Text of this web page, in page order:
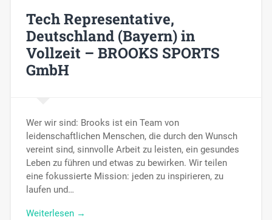
Tech Representative,
Deutschland (Bayern) in
Vollzeit – BROOKS SPORTS
GmbH
Wer wir sind: Brooks ist ein Team von
leidenschaftlichen Menschen, die durch den Wunsch
vereint sind, sinnvolle Arbeit zu leisten, ein gesundes
Leben zu führen und etwas zu bewirken. Wir teilen
eine fokussierte Mission: jeden zu inspirieren, zu
laufen und…
Weiterlesen →